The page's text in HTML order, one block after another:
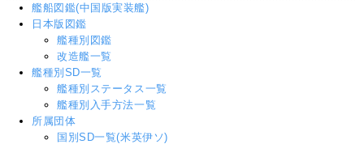
艦船図鑑(中国版実装艦)
日本版図鑑
艦種別図鑑
改造艦一覧
艦種別SD一覧
艦種別ステータス一覧
艦種別入手方法一覧
所属団体
国別SD一覧(米英伊ソ)